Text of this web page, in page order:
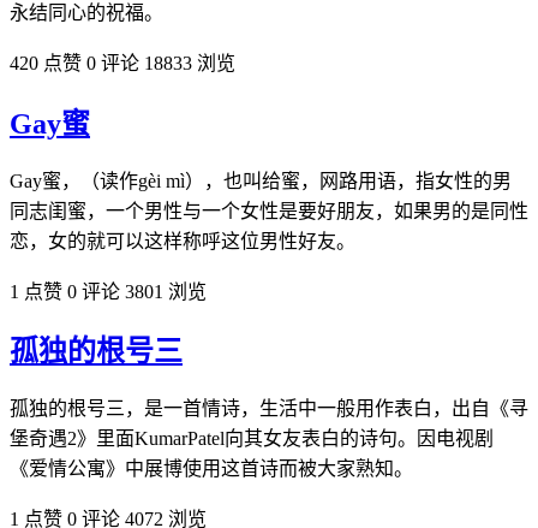
永结同心的祝福。
420 点赞 0 评论 18833 浏览
Gay蜜
Gay蜜，（读作gèi mì），也叫给蜜，网路用语，指女性的男
同志闺蜜，一个男性与一个女性是要好朋友，如果男的是同性
恋，女的就可以这样称呼这位男性好友。
1 点赞 0 评论 3801 浏览
孤独的根号三
孤独的根号三，是一首情诗，生活中一般用作表白，出自《寻
堡奇遇2》里面KumarPatel向其女友表白的诗句。因电视剧
《爱情公寓》中展博使用这首诗而被大家熟知。
1 点赞 0 评论 4072 浏览